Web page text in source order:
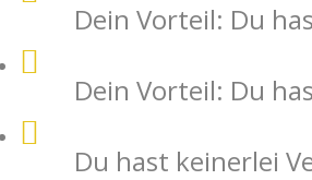
Dein Vorteil: Du
Dein Vorteil: Du
Du hast keinerlei